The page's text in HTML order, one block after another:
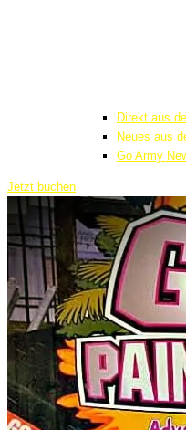
Direkt aus
Neues aus
Go Army
Jetzt buchen